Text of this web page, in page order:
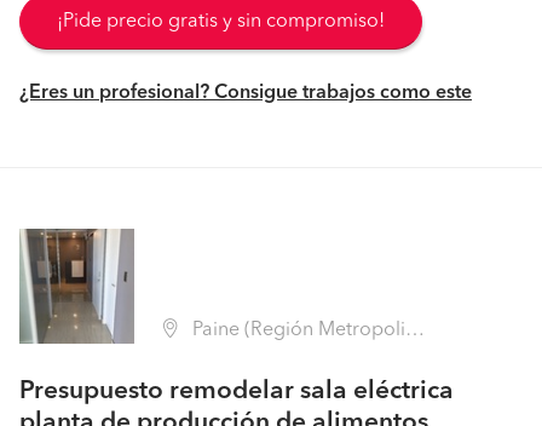
¡Pide precio gratis y sin compromiso!
¿Eres un profesional? Consigue trabajos como este
Paine (Región Metropolitana - Maipo)
Presupuesto remodelar sala eléctrica